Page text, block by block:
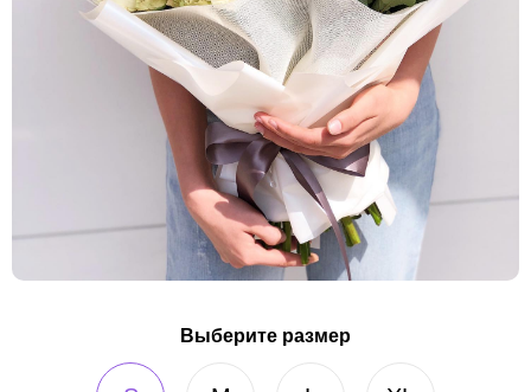
Выберите размер